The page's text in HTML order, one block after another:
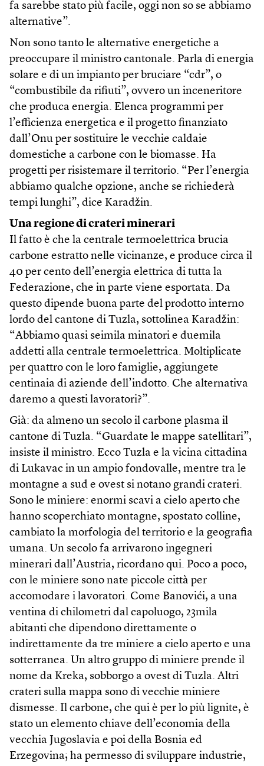
fa sarebbe stato più facile, oggi non so se abbiamo
alternative”.
Non sono tanto le alternative energetiche a
preoccupare il ministro cantonale. Parla di energia
solare e di un impianto per bruciare “cdr”, o
“combustibile da rifiuti”, ovvero un inceneritore
che produca energia. Elenca programmi per
l’efficienza energetica e il progetto finanziato
dall’Onu per sostituire le vecchie caldaie
domestiche a carbone con le biomasse. Ha
progetti per risistemare il territorio. “Per l’energia
abbiamo qualche opzione, anche se richiederà
tempi lunghi”, dice Karadžin.
Una regione di crateri minerari
Il fatto è che la centrale termoelettrica brucia
carbone estratto nelle vicinanze, e produce circa il
40 per cento dell’energia elettrica di tutta la
Federazione, che in parte viene esportata. Da
questo dipende buona parte del prodotto interno
lordo del cantone di Tuzla, sottolinea Karadžin:
“Abbiamo quasi seimila minatori e duemila
addetti alla centrale termoelettrica. Moltiplicate
per quattro con le loro famiglie, aggiungete
centinaia di aziende dell’indotto. Che alternativa
daremo a questi lavoratori?”.
Già: da almeno un secolo il carbone plasma il
cantone di Tuzla. “Guardate le mappe satellitari”,
insiste il ministro. Ecco Tuzla e la vicina cittadina
di Lukavac in un ampio fondovalle, mentre tra le
montagne a sud e ovest si notano grandi crateri.
Sono le miniere: enormi scavi a cielo aperto che
hanno scoperchiato montagne, spostato colline,
cambiato la morfologia del territorio e la geografia
umana. Un secolo fa arrivarono ingegneri
minerari dall’Austria, ricordano qui. Poco a poco,
con le miniere sono nate piccole città per
accomodare i lavoratori. Come Banovići, a una
ventina di chilometri dal capoluogo, 23mila
abitanti che dipendono direttamente o
indirettamente da tre miniere a cielo aperto e una
sotterranea. Un altro gruppo di miniere prende il
nome da Kreka, sobborgo a ovest di Tuzla. Altri
crateri sulla mappa sono di vecchie miniere
dismesse. Il carbone, che qui è per lo più lignite, è
stato un elemento chiave dell’economia della
vecchia Jugoslavia e poi della Bosnia ed
Erzegovina; ha permesso di sviluppare industrie,